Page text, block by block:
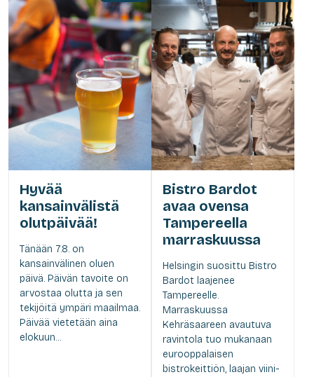
Hyvää
kansainvälistä
olutpäivää!
Tänään 7.8. on
kansainvälinen oluen
päivä. Päivän tavoite on
arvostaa olutta ja sen
tekijöitä ympäri maailmaa.
Päivää vietetään aina
elokuun...
Bistro Bardot
avaa ovensa
Tampereella
marraskuussa
Helsingin suosittu Bistro
Bardot laajenee
Tampereelle.
Marraskuussa
Kehräsaareen avautuva
ravintola tuo mukanaan
eurooppalaisen
bistrokeittiön, laajan viini-